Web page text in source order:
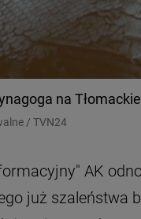
na
/ TVN24
AK
już szaleństwa